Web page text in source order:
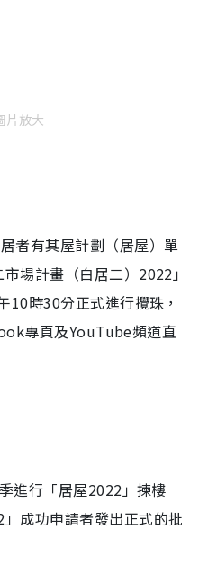
片放大
者有其屋計劃（居屋）單
場計畫（白居二）2022」
10時30分正式進行攪珠，
專頁及YouTube頻道直
進行「居屋2022」揀樓
成功申請者發出正式的批